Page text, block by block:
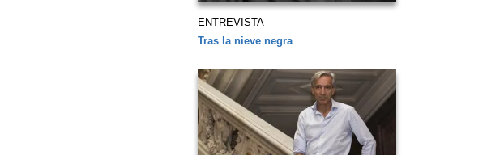
ENTREVISTA
Tras la nieve negra